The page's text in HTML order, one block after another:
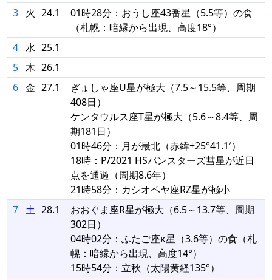
3
火 24.1
01時28分：おうし座43番星（5.5等）の食
（札幌：暗縁から出現、高度18°）
4 水 25.1
5 木 26.1
6 金 27.1
ぎょしゃ座U星が極大（7.5～15.5等、周期
408日）
ケンタウルス座T星が極大（5.6～8.4等、周
期181日）
01時46分：月が最北（赤緯+25°41.1′）
18時：P/2021 HSパンスターズ彗星が近日
点を通過（周期8.6年）
21時58分：カシオペヤ座RZ星が極小
7 土 28.1
おおぐま座R星が極大（6.5～13.7等、周期
302日）
04時02分：ふたご座κ星（3.6等）の食（札
幌：暗縁から出現、高度14°）
15時54分：立秋（太陽黄経135°）